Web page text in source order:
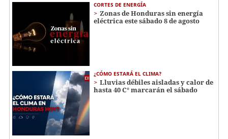
CORTES DE ENERGÍA
Zonas de Honduras sin energía
eléctrica este sábado 8 de agosto
¿CÓMO ESTARÁ EL CLIMA?
Lluvias débiles aisladas y calor de
hasta 40 C° marcarán el sábado